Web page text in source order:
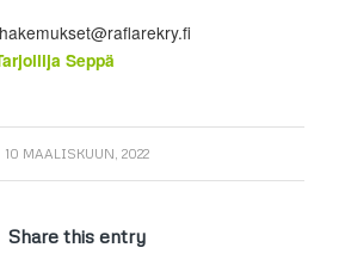
Seppä
10 MAALISKUUN, 2022
Share this entry